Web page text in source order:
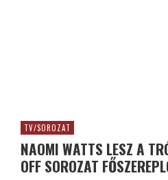
TV/SOROZAT
NAOMI WATTS LESZ A
OFF SOROZAT